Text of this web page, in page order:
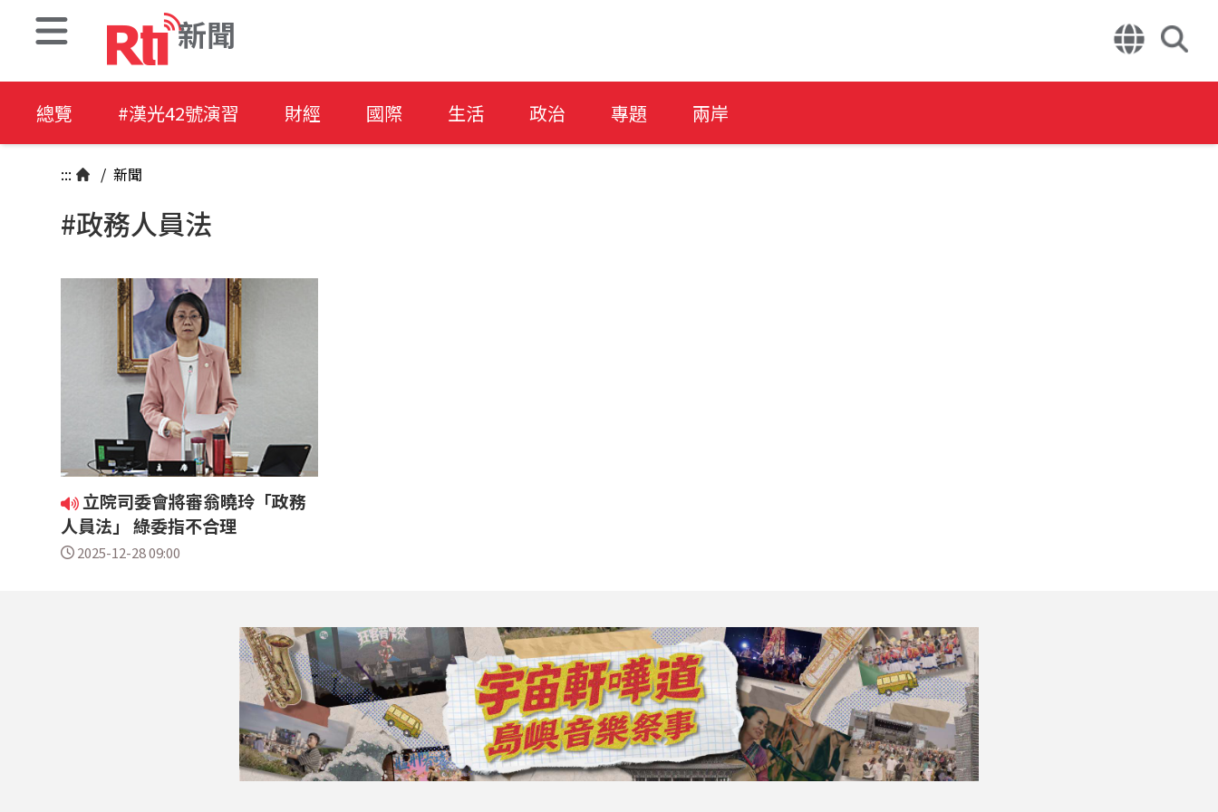
新聞
總覽 #漢光42號演習 財經 國際 生活 政治 專題 兩岸
::: / 新聞
#政務人員法
立院司委會將審翁曉玲「政務
人員法」 綠委指不合理
2025-12-28 09:00